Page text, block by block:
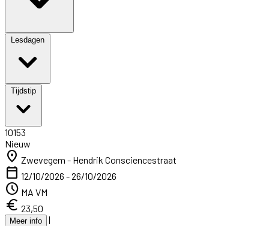
Lesdagen
Tijdstip
10153
Nieuw
location_on Zwevegem - Hendrik Consciencestraat
calendar_today 12/10/2026 - 26/10/2026
schedule MA VM
euro 23,50
Meer info |